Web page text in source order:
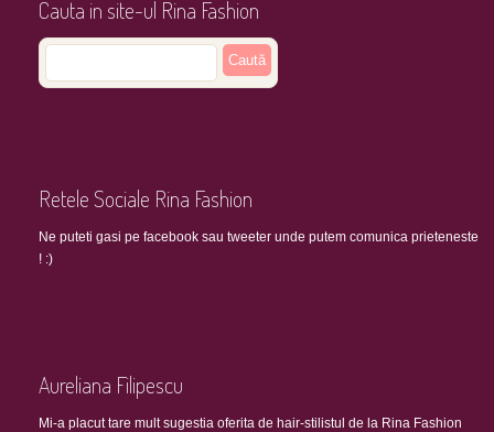
Cauta in site-ul Rina Fashion
Retele Sociale Rina Fashion
Ne puteti gasi pe facebook sau tweeter unde putem comunica prieteneste
! :)
Aureliana Filipescu
Mi-a placut tare mult sugestia oferita de hair-stilistul de la Rina Fashion